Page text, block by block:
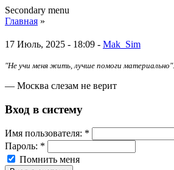
Secondary menu
Главная »
17 Июль, 2025 - 18:09 - Mak_Sim
"Не учи меня жить, лучше помоги материально".
— Москва слезам не верит
Вход в систему
Имя пoльзовaтeля: *
Пароль: *
Помнить меня